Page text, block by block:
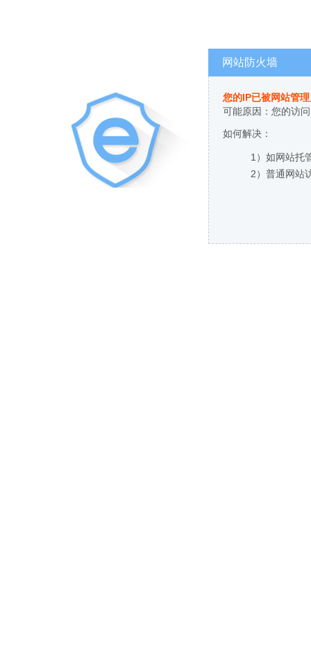
网站防火墙
您的IP已被网站管
可能原因：您的访
如何解决：
1）如网站托
2）普通网站